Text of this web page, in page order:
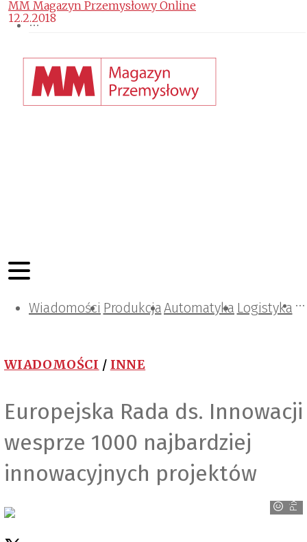
Wiadomości ProdukcjaAutomatyka Logistyka
Projektowanie i konstrukcje
Zarządzanie i IT
Tematy specjalne
WIADOMOŚCI / INNE
Europejska Rada ds. Innowacji
wesprze 1000 najbardziej
innowacyjnych projektów
PixaBay
MM Magazyn Przemysłowy Online
12.2.2018